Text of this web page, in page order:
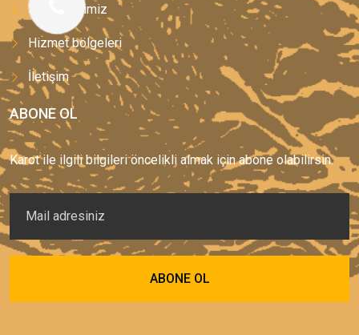
Hizmetlerimiz
Hizmet bölgeleri
İletişim
ABONE OL
Karot ile ilgili bilgileri öncelikli almak için abone olabilirsin.